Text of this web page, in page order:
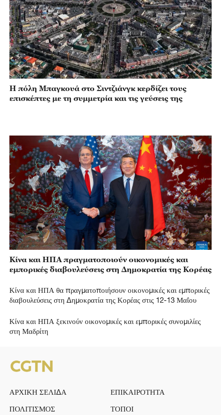
Η πόλη Μπαγκουά στο Σιντζιάνγκ κερδίζει τους
επισκέπτες με τη συμμετρία και τις γεύσεις της
Κίνα και ΗΠΑ πραγματοποιούν οικονομικές και
εμπορικές διαβουλεύσεις στη Δημοκρατία της Κορέας
Κίνα και ΗΠΑ θα πραγματοποιήσουν οικονομικές και εμπορικές
διαβουλεύσεις στη Δημοκρατία της Κορέας στις 12-13 Μαΐου
Κίνα και ΗΠΑ ξεκινούν οικονομικές και εμπορικές συνομιλίες
στη Μαδρίτη
ΑΡΧΙΚΗ ΣΕΛΙΔΑ
ΕΠΙΚΑΙΡΟΤΗΤΑ
ΠΟΛΙΤΙΣΜΟΣ
ΤΟΠΟΙ